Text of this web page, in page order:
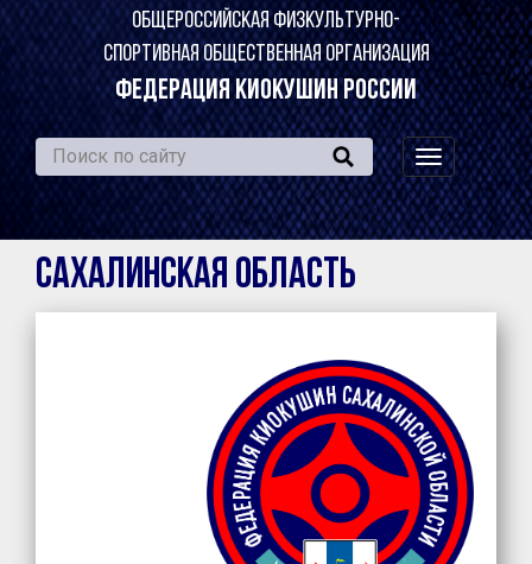
ОБЩЕРОССИЙСКАЯ ФИЗКУЛЬТУРНО-
СПОРТИВНАЯ ОБЩЕСТВЕННАЯ ОРГАНИЗАЦИЯ
ФЕДЕРАЦИЯ КИОКУШИН РОССИИ
навигация
по
сайту
Сахалинская область